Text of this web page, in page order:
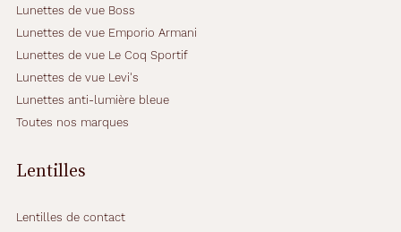
Lunettes de vue Boss
Lunettes de vue Emporio Armani
Lunettes de vue Le Coq Sportif
Lunettes de vue Levi's
Lunettes anti-lumière bleue
Toutes nos marques
Lentilles
Lentilles de contact